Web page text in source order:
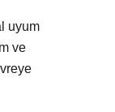
uyum
ve